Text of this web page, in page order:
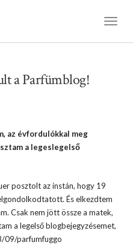
a Parfümblog!
az évfordulókkal meg
a legeslegelső
posztolt az instán, hogy 19
És elkezdtem
Csak nem jött össze a matek,
a legelső blogbejegyzésemet,
09/parfumfuggo